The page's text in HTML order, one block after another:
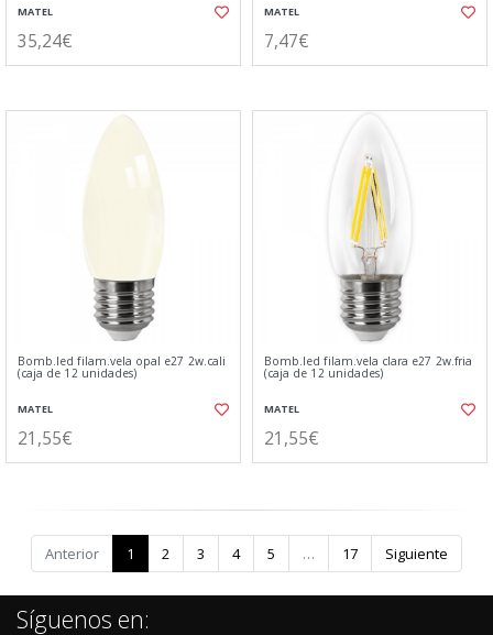
MATEL
35,24€
MATEL
7,47€
Bomb.led filam.vela opal e27 2w.cali
(caja de 12 unidades)
MATEL
21,55€
Bomb.led filam.vela clara e27 2w.fria
(caja de 12 unidades)
MATEL
21,55€
Anterior 1 2 3 4 5 … 17 Siguiente
Síguenos en: